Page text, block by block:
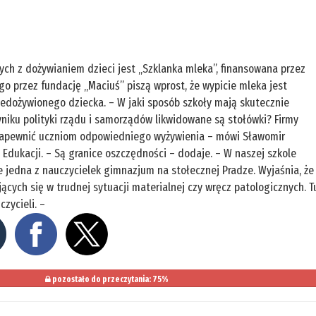
z dożywianiem dzieci jest „Szklanka mleka”, finansowana przez
przez fundację „Maciuś” piszą wprost, że wypicie mleka jest
dziecka. – W jaki sposób szkoły mają skutecznie
polityki rządu i samorządów likwidowane są stołówki? Firmy
uczniom odpowiedniego wyżywienia – mówi Sławomir
– Są granice oszczędności – dodaje. – W naszej szkole
z nauczycielek gimnazjum na stołecznej Pradze. Wyjaśnia, że
się w trudnej sytuacji materialnej czy wręcz patologicznych.
–
pozostało do przeczytania: 75%